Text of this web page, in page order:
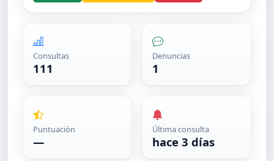
Consultas
111
Denuncias
1
Puntuación
—
Última consulta
hace 3 días